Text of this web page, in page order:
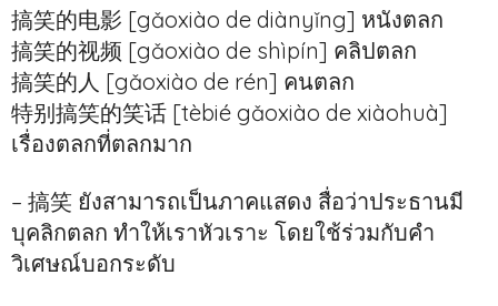
搞笑的电影 [gǎoxiào de diànyǐng] หนังตลก
搞笑的视频 [gǎoxiào de shìpín] คลิปตลก
搞笑的人 [gǎoxiào de rén] คนตลก
特别搞笑的笑话 [tèbié gǎoxiào de xiàohuà]
เรื่องตลกที่ตลกมาก
– 搞笑 ยังสามารถเป็นภาคแสดง สื่อว่าประธานมี
บุคลิกตลก ทำให้เราหัวเราะ โดยใช้ร่วมกับคำ
วิเศษณ์บอกระดับ